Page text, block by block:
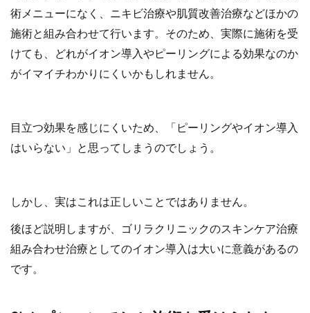
術メニューになく、ニキビ治療や肌質改善治療などほかの
施術と組み合わせて行います。そのため、実際に施術を受
けても、どれがイオン導入やピーリングによる効果なのか
がイマイチわかりにくいかもしれません。
目立つ効果を感じにくいため、「ピーリングやイオン導入
はいらない」と思ってしまうのでしょう。
しかし、実はこれは正しいことではありません。
後ほど説明しますが、ゴリラクリニックのスキンケア治療
組み合わせ治療としてのイオン導入は大いに意義があるの
です。